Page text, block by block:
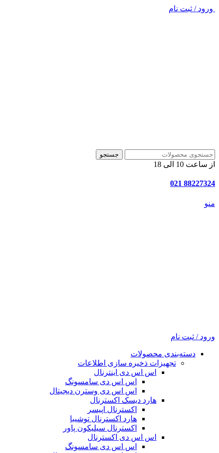
ورود / ثبت نام
جستجو
از ساعت 10 الی 18
88227324 021
منو
ورود / ثبت نام
دسته‌بندی محصولات
تجهیزات ذخیره سازی اطلاعات
اس اس دی اینترنال
اس اس دی سامسونگ
اس اس دی وسترن دیجیتال
هارد دیسک اکسترنال
اکسترنال اپیسر
هارد اکسترنال توشیبا
اکسترنال سیلیکون پاور
اس اس دی اکسترنال
اس اس دی سامسونگ